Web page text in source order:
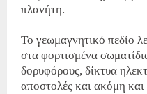
πλανήτη.
Το γεωμαγνητικό πεδίο
στα φορτισμένα
δορυφόρους, δίκτυα
αποστολές και ακόμη